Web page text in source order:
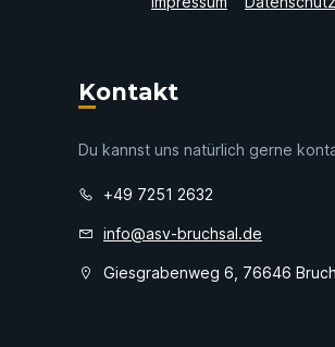
Kontakt
Du kannst uns natürlich gerne
+49 7251 2632
info@asv-bruchsal.de
Giesgrabenweg 6, 76646